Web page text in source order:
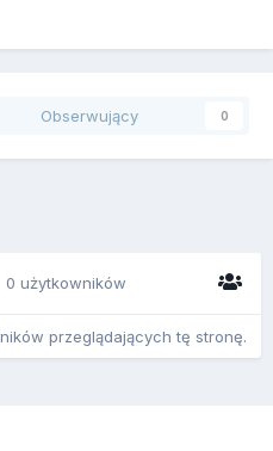
Obserwujący 0
0 użytkowników
przeglądających tę stronę.